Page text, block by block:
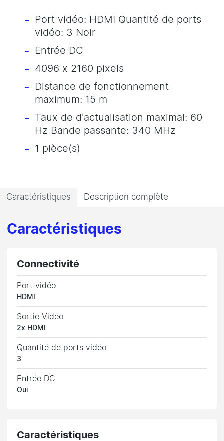
Port vidéo: HDMI Quantité de ports
vidéo: 3 Noir
Entrée DC
4096 x 2160 pixels
Distance de fonctionnement
maximum: 15 m
Taux de d'actualisation maximal: 60
Hz Bande passante: 340 MHz
1 pièce(s)
Caractéristiques Description complète
Caractéristiques
Connectivité
Port vidéo
HDMI
Sortie Vidéo
2x HDMI
Quantité de ports vidéo
3
Entrée DC
Oui
Caractéristiques